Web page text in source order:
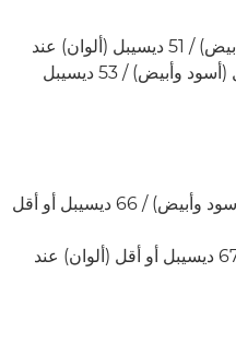
الوضع النشط: 50 ديسيبل (أسود وأبيض) / 51 ديسيبل (ألوان) عند
الطباعة على وجه واحد، 52 ديسيبل (أسود وأبيض) / 53 ديسيبل
الوضع النشط: 65 ديسيبل أو أقل (أسود وأبيض) / 66 ديسيبل أو أقل
66 ديسيبل أو أقل (أسود وأبيض) / 67 ديسيبل أو أقل (ألوان) عند